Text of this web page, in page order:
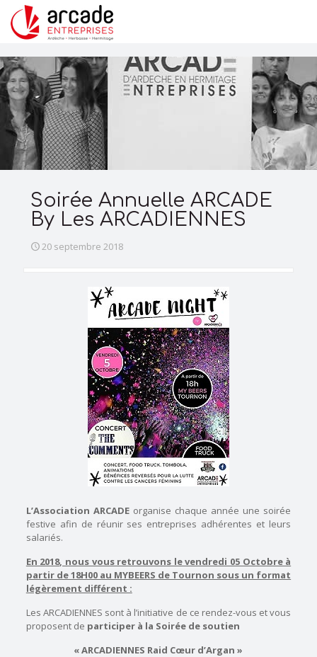
Soirée Annuelle ARCADE
By Les ARCADIENNES
20 septembre 2018
L’Association ARCADEorganise chaque année une soirée
festive afin de réunir ses entreprises adhérentes et leurs
salariés.
En 2018, nous vous retrouvons le vendredi 05 Octobre à
partir de 18H00 au MYBEERS de Tournon sous un format
légèrement différent :
Les ARCADIENNES sont à l’initiative de ce rendez-vous et vous
proposent de participer à la Soirée de soutien
« ARCADIENNES Raid Cœur d’Argan »